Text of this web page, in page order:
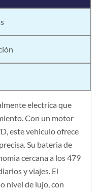
electrica que
Con un motor
este vehiculo ofrece
Su bateria de
cercana a los 479
y viajes. El
nivel de lujo, con